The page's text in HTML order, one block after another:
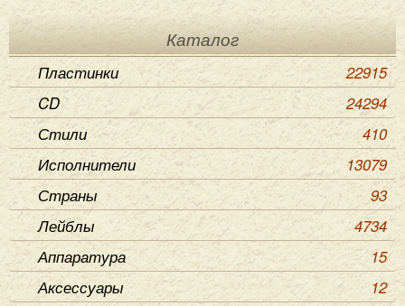
Каталог
Пластинки
22915
CD
24294
Стили
410
Исполнители
13079
Страны
93
Лейблы
4734
Аппаратура
15
Аксессуары
12